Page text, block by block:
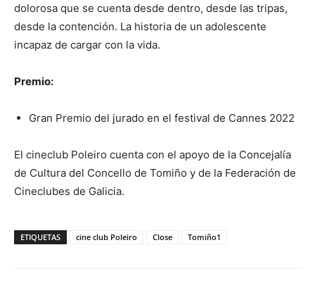
dolorosa que se cuenta desde dentro, desde las tripas,
desde la contención. La historia de un adolescente
incapaz de cargar con la vida.
Premio:
Gran Premio del jurado en el festival de Cannes 2022
El cineclub Poleiro cuenta con el apoyo de la Concejalía
de Cultura del Concello de Tomiño y de la Federación de
Cineclubes de Galicia.
ETIQUETAS cine club Poleiro Close Tomiño1